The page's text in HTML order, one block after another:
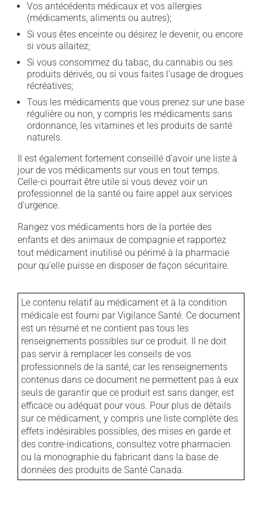
Vos antécédents médicaux et vos allergies
(médicaments, aliments ou autres);
Si vous êtes enceinte ou désirez le devenir, ou encore
si vous allaitez;
Si vous consommez du tabac, du cannabis ou ses
produits dérivés, ou si vous faites l'usage de drogues
récréatives;
Tous les médicaments que vous prenez sur une base
régulière ou non, y compris les médicaments sans
ordonnance, les vitamines et les produits de santé
naturels.
Il est également fortement conseillé d'avoir une liste à
jour de vos médicaments sur vous en tout temps.
Celle-ci pourrait être utile si vous devez voir un
professionnel de la santé ou faire appel aux services
d'urgence.
Rangez vos médicaments hors de la portée des
enfants et des animaux de compagnie et rapportez
tout médicament inutilisé ou périmé à la pharmacie
pour qu'elle puisse en disposer de façon sécuritaire.
Le contenu relatif au médicament et à la condition
médicale est fourni par Vigilance Santé. Ce document
est un résumé et ne contient pas tous les
renseignements possibles sur ce produit. Il ne doit
pas servir à remplacer les conseils de vos
professionnels de la santé, car les renseignements
contenus dans ce document ne permettent pas à eux
seuls de garantir que ce produit est sans danger, est
efficace ou adéquat pour vous. Pour plus de détails
sur ce médicament, y compris une liste complète des
effets indésirables possibles, des mises en garde et
des contre-indications, consultez votre pharmacien
ou la monographie du fabricant dans la base de
données des produits de Santé Canada.